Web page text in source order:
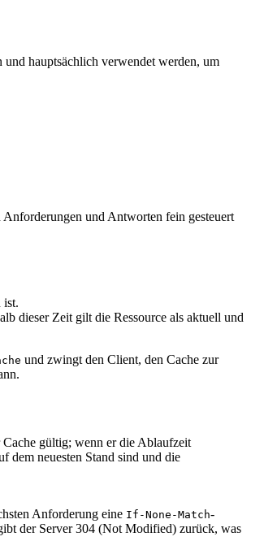
hauptsächlich verwendet werden, um
und Antworten fein gesteuert
ist.
dieser Zeit gilt die Ressource als aktuell und
und zwingt den Client, den Cache zur
Cache gültig; wenn er die Ablaufzeit
dem neuesten Stand sind und die
Anforderung eine If-None-Match-
der Server 304 (Not Modified) zurück, was